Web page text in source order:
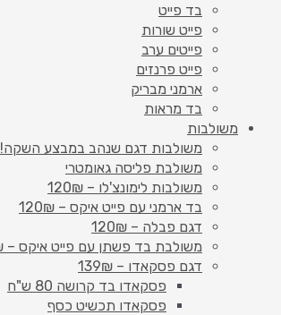
בד פייט
פייט שורות
פייטים ערב
פייט פרנזים
ארמני מבריק
בד מראות
משולבות
משולבות דגם שנהב במבצע השקה!
משולבת פליסה גאומטרי
משולבות לימונצ'לו – 120₪
בד ארמני עם פייט איקס – 120₪
דגם פבלה – 120₪
משולבת בד פשתן עם פייט איקס – 120₪
דגם פסקאדו – 139₪
פסקאדו בד קרושה 80 ש"ח
פסקאדו תכשיט כסף